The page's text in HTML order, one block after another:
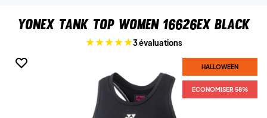
Yonex Tank Top Women 16626EX Black
3 évaluations
HALLOWEEN
ÉCONOMISER 58%